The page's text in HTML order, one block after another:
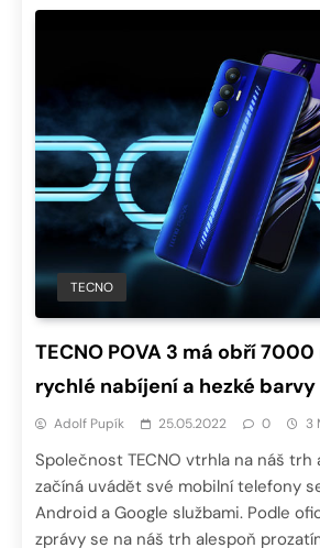
TECNO
TECNO POVA 3 má obří
rychlé nabíjení a hezké barvy
Adolf Pupík 25.05.2022 0 3
Společnost TECNO vtrhla na náš
začíná uvádět své mobilní telefony
Android a Google službami. Podle
zprávy se na náš trh alespoň